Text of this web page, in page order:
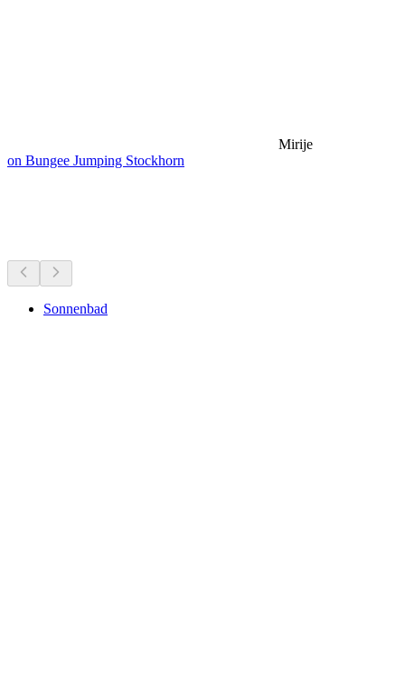
Mirije
on Bungee Jumping Stockhorn
Sonnenbad